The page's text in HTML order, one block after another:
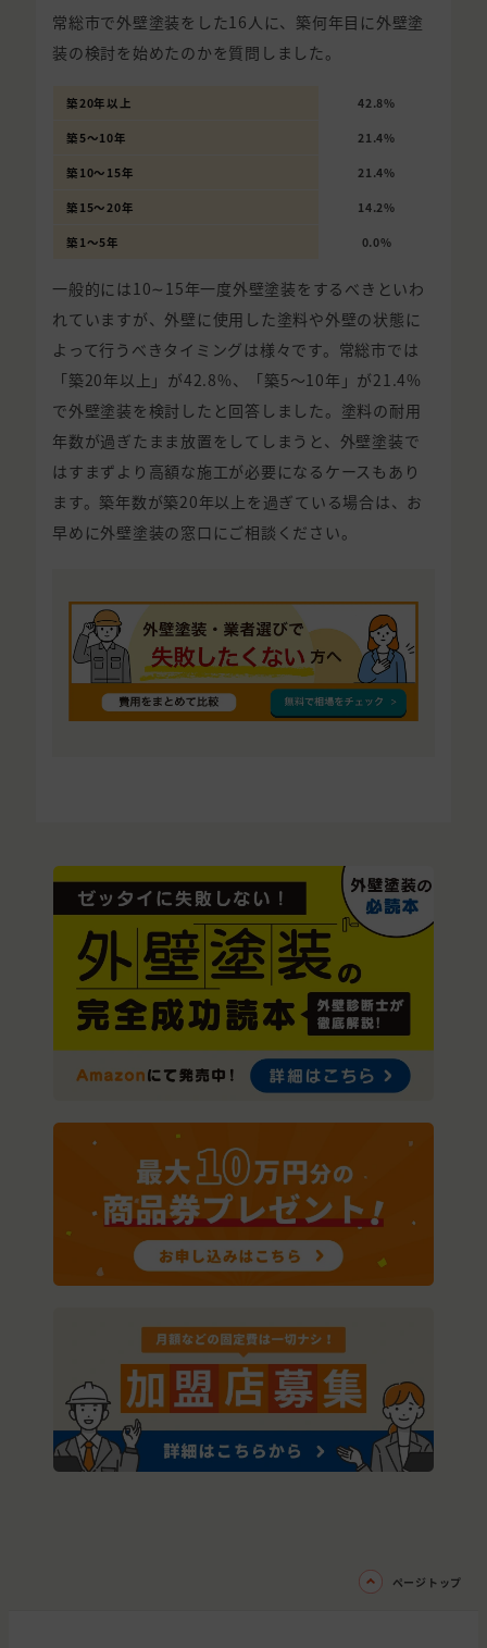
常総市で外壁塗装をした16人に、築何年目に外壁塗
装の検討を始めたのかを質問しました。
築20年以上 42.8%
築5〜10年 21.4%
築10〜15年 21.4%
築15〜20年 14.2%
築1〜5年 0.0%
一般的には10∼15年一度外壁塗装をするべきといわ
れていますが、外壁に使用した塗料や外壁の状態に
よって行うべきタイミングは様々です。常総市では
「築20年以上」が42.8%、「築5〜10年」が21.4%
で外壁塗装を検討したと回答しました。塗料の耐用
年数が過ぎたまま放置をしてしまうと、外壁塗装で
はすまずより高額な施工が必要になるケースもあり
ます。築年数が築20年以上を過ぎている場合は、お
早めに外壁塗装の窓口にご相談ください。
ページトップ